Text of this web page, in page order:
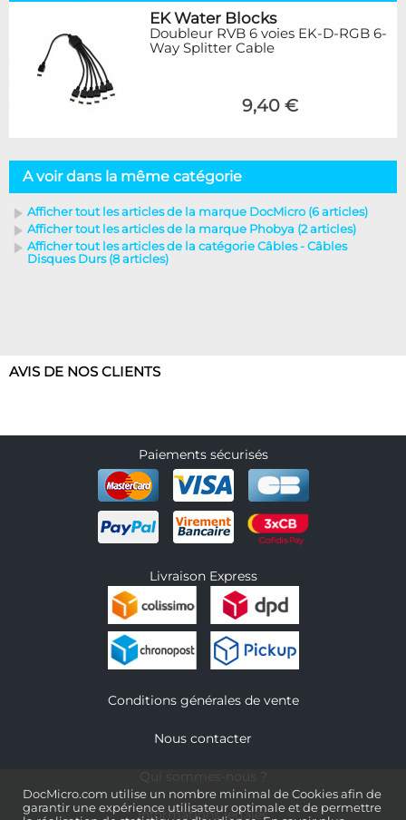
DocMicro.com utilise un nombre minimal de Cookies afin de
garantir une expérience utilisateur optimale et de permettre
EK Water Blocks
Doubleur RVB 6 voies EK-D-RGB 6-
Way Splitter Cable
9,40 €
A voir dans la même catégorie
Afficher tout les articles de la marque DocMicro (6 articles)
Afficher tout les articles de la marque Phobya (2 articles)
Afficher tout les articles de la catégorie Câbles - Câbles
Disques Durs (8 articles)
AVIS DE NOS CLIENTS
Paiements sécurisés
Livraison Express
Conditions générales de vente
Nous contacter
Informations légales